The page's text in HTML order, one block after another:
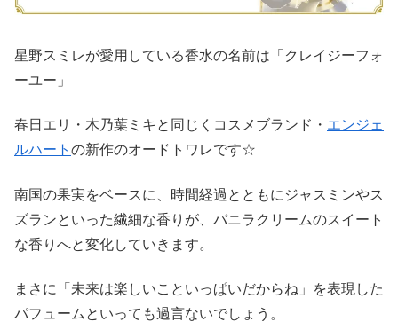
星野スミレが愛用している香水の名前は「クレイジーフォ
ーユー」
春日エリ・木乃葉ミキと同じくコスメブランド・ エンジェ
ルハート の新作のオードトワレです☆
南国の果実をベースに、時間経過とともにジャスミンやス
ズランといった繊細な香りが、バニラクリームのスイート
な香りへと変化していきます。
まさに「未来は楽しいこといっぱいだからね」を表現した
パフュームといっても過言ないでしょう。